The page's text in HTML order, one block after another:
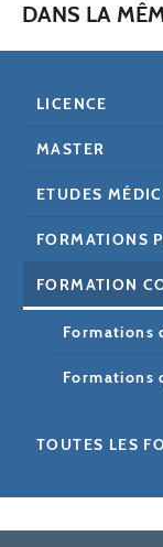
DANS LA
LICENCE
MASTER
ETUDES
FORMATIONS
FORMATION
Formations
Formations
TOUTES LES